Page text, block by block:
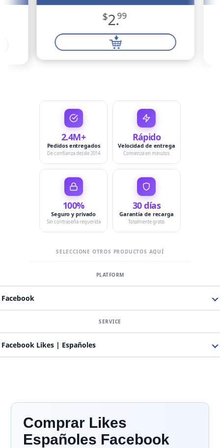
$2.99
2.4M+
Pedidos entregados
De confianza desde 2014
Rápido
Velocidad de entrega
Comienza en minutos
100%
Seguro y privado
Sin contraseña requerida
30 días
Garantía de recarga
Totalmente gratis
SELECCIONE OTROS PRODUCTOS AQUÍ
Facebook
Facebook Likes | Españoles
Comprar Likes
Españoles Facebook